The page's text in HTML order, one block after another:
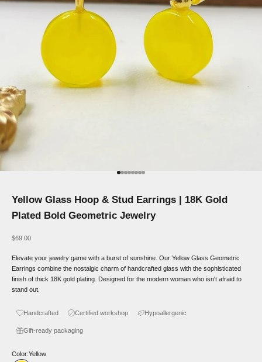
Go to item 1
Go to item 2
Go to item 3
Go to item 4
Go to item 5
Go to item 6
Go to item 7
Go to item 8
Yellow Glass Hoop & Stud Earrings | 18K Gold
Plated Bold Geometric Jewelry
Sale price
$69.00
Elevate your jewelry game with a burst of sunshine. Our Yellow Glass Geometric
Earrings combine the nostalgic charm of handcrafted glass with the sophisticated
finish of thick 18K gold plating. Designed for the modern woman who isn't afraid to
stand out.
Handcrafted Certified workshop Hypoallergenic
Gift-ready packaging
Color:Yellow